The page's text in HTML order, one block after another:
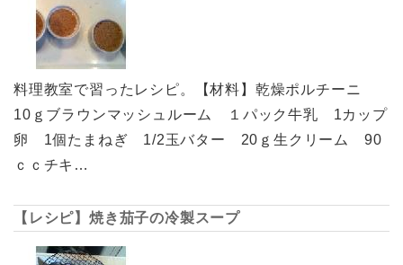
料理教室で習ったレシピ。【材料】乾燥ポルチーニ
10ｇブラウンマッシュルーム １パック牛乳 1カップ
卵 1個たまねぎ 1/2玉バター 20ｇ生クリーム 90
ｃｃチキ…
【レシピ】焼き茄子の冷製スープ